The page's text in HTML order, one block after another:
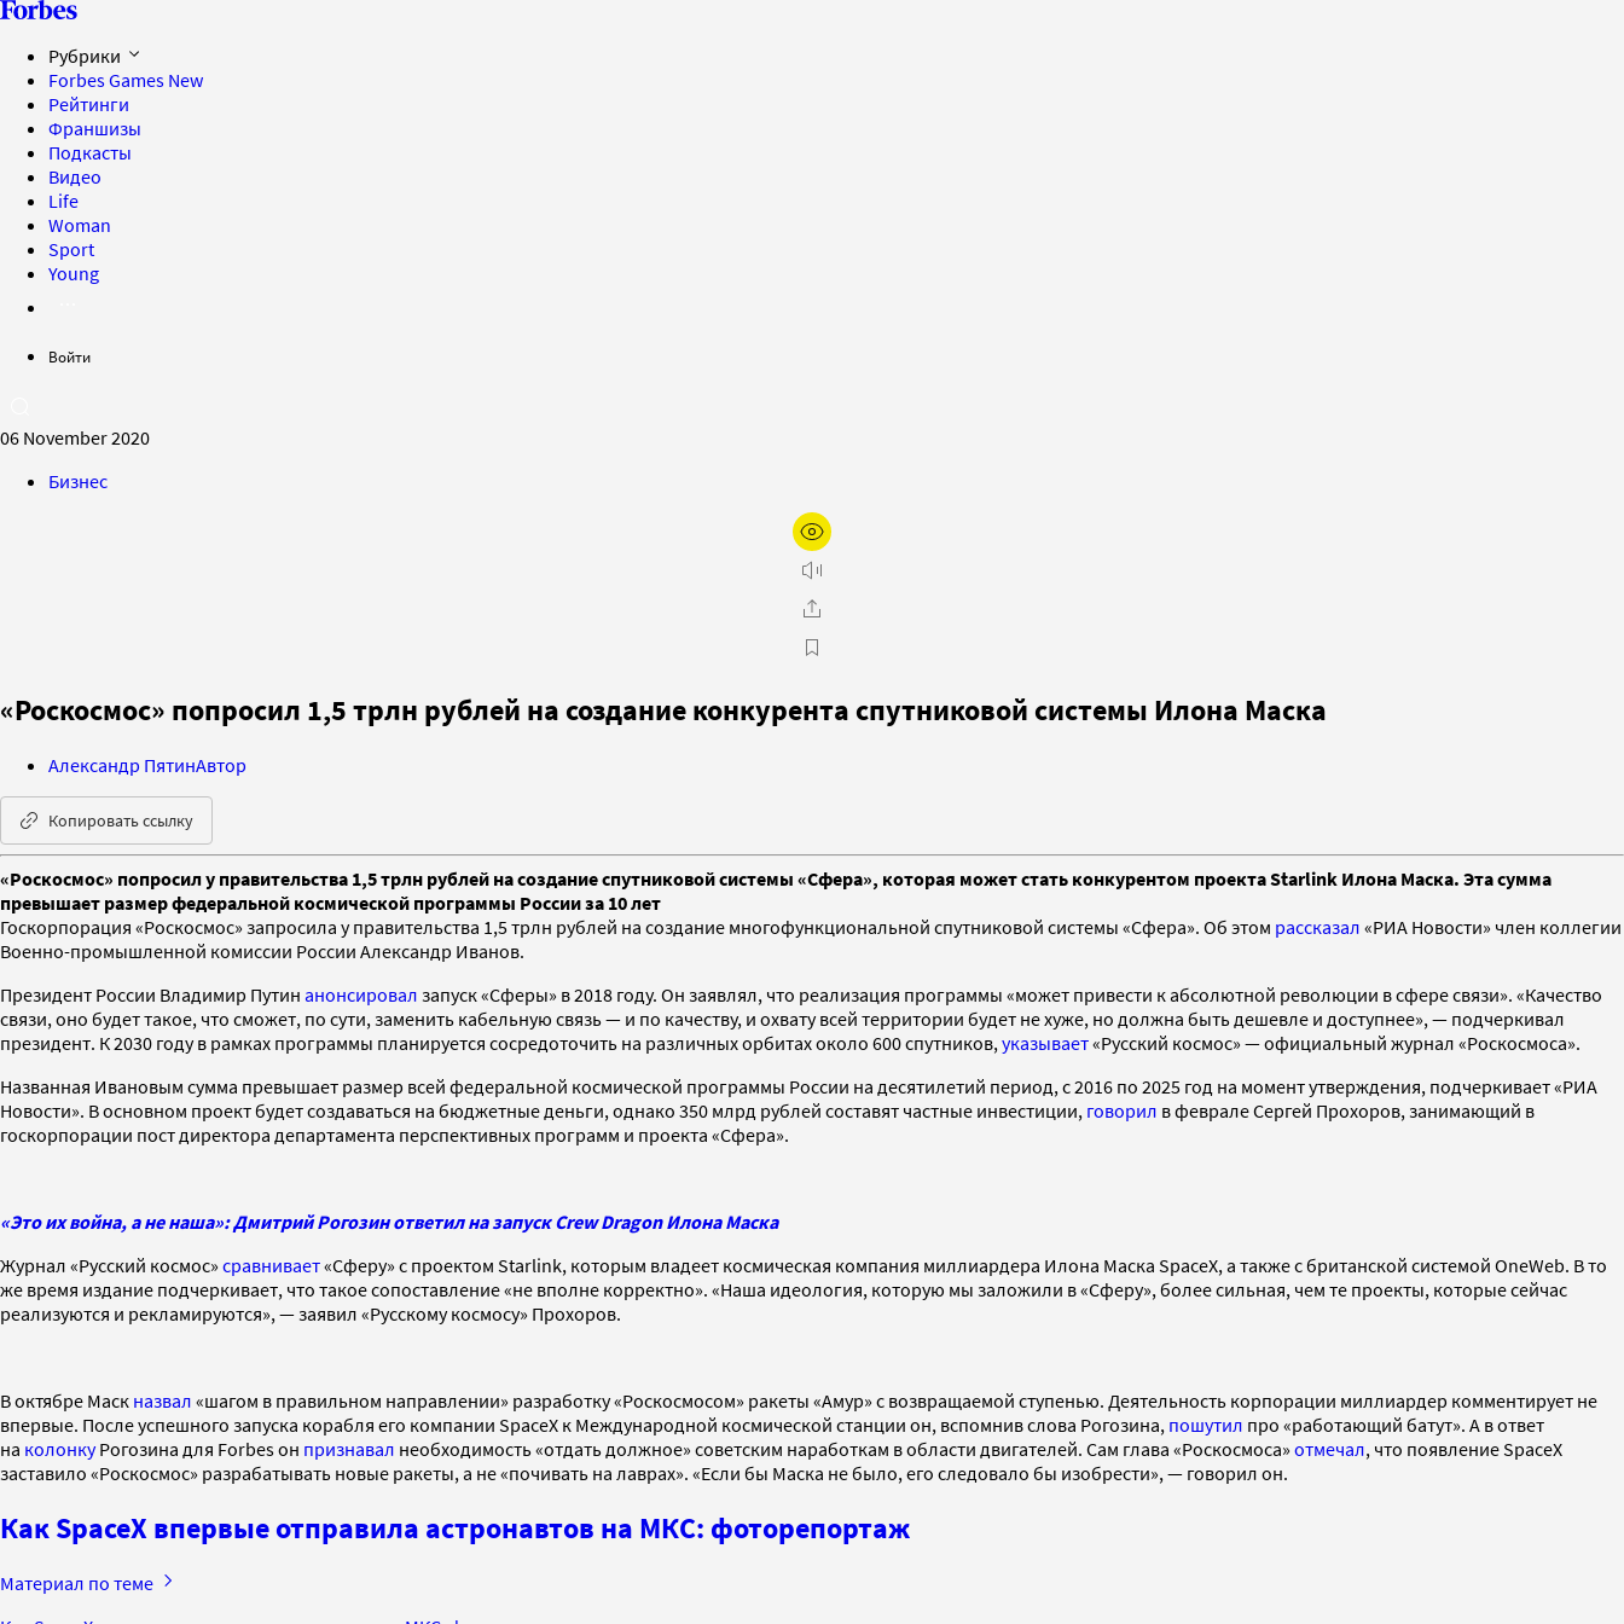
Рубрики
Forbes Games New
Рейтинги
Франшизы
Подкасты
Видео
Life
Woman
Sport
Young
Войти
06 November 2020
Бизнес
«Роскосмос» попросил 1,5 трлн рублей на создание конкурента спутниковой системы Илона Маска
Александр ПятинАвтор
Копировать ссылку
«Роскосмос» попросил у правительства 1,5 трлн рублей на создание спутниковой системы «Сфера», которая может стать конкурентом проекта Starlink Илона Маска. Эта сумма
превышает размер федеральной космической программы России за 10 лет
Госкорпорация «Роскосмос» запросила у правительства 1,5 трлн рублей на создание многофункциональной спутниковой системы «Сфера». Об этом рассказал «РИА Новости» член коллегии
Военно-промышленной комиссии России Александр Иванов.
Президент России Владимир Путин анонсировал запуск «Сферы» в 2018 году. Он заявлял, что реализация программы «может привести к абсолютной революции в сфере связи». «Качество
связи, оно будет такое, что сможет, по сути, заменить кабельную связь — и по качеству, и охвату всей территории будет не хуже, но должна быть дешевле и доступнее», — подчеркивал
президент. К 2030 году в рамках программы планируется сосредоточить на различных орбитах около 600 спутников, указывает«Русский космос» — официальный журнал «Роскосмоса».
Названная Ивановым сумма превышает размер всей федеральной космической программы России на десятилетий период, с 2016 по 2025 год на момент утверждения, подчеркивает «РИА
Новости». В основном проект будет создаваться на бюджетные деньги, однако 350 млрд рублей составят частные инвестиции, говорил в феврале Сергей Прохоров, занимающий в
госкорпорации пост директора департамента перспективных программ и проекта «Сфера».
«Это их война, а не наша»: Дмитрий Рогозин ответил на запуск Crew Dragon Илона Маска
Журнал «Русский космос» сравнивает«Сферу» с проектом Starlink, которым владеет космическая компания миллиардера Илона Маска SpaceX, а также с британской системой OneWeb. В то
же время издание подчеркивает, что такое сопоставление «не вполне корректно». «Наша идеология, которую мы заложили в «Сферу», более сильная, чем те проекты, которые сейчас
реализуются и рекламируются», — заявил «Русскому космосу» Прохоров.
В октябре Маск назвал «шагом в правильном направлении» разработку «Роскосмосом» ракеты «Амур» с возвращаемой ступенью. Деятельность корпорации миллиардер комментирует не
впервые. После успешного запуска корабля его компании SpaceX к Международной космической станции он, вспомнив слова Рогозина, пошутил про «работающий батут». А в ответ
на колонкуРогозина для Forbes он признавал необходимость «отдать должное» советским наработкам в области двигателей. Сам глава «Роскосмоса» отмечал, что появление SpaceX
заставило «Роскосмос» разрабатывать новые ракеты, а не «почивать на лаврах». «Если бы Маска не было, его следовало бы изобрести», — говорил он.
Как SpaceX впервые отправила астронавтов на МКС: фоторепортаж
Материал по теме